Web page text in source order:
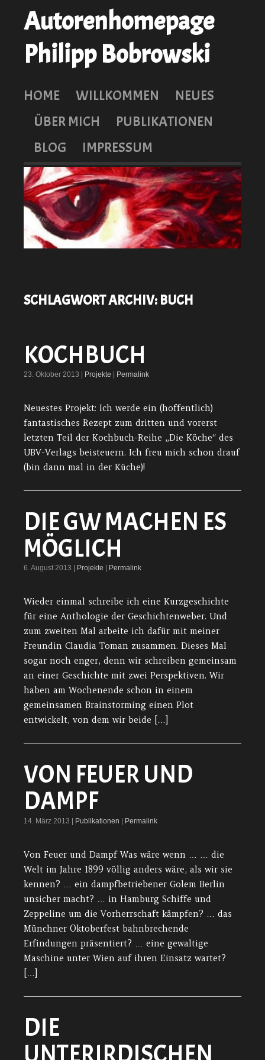
Autorenhomepage
Philipp Bobrowski
HOME WILLKOMMEN
NEUES
ÜBER MICH
PUBLIKATIONEN
BLOG
IMPRESSUM
SCHLAGWORT ARCHIV: BUCH
KOCHBUCH
23. Oktober 2013 | Projekte Permalink
Neuestes Projekt: Ich werde ein (hoffentlich)
fantastisches Rezept zum dritten und vorerst
letzten Teil der Kochbuch-Reihe „Die Köche“ des
UBV-Verlags beisteuern. Ich freu mich schon drauf
(bin dann mal in der Küche)!
DIE GW MACHEN ES
MÖGLICH
6. August 2013 | Projekte Permalink
Wieder einmal schreibe ich eine Kurzgeschichte
für eine Anthologie der Geschichtenweber. Und
zum zweiten Mal arbeite ich dafür mit meiner
Freundin Claudia Toman zusammen. Dieses Mal
sogar noch enger, denn wir schreiben gemeinsam
an einer Geschichte mit zwei Perspektiven. Wir
haben am Wochenende schon in einem
gemeinsamen Brainstorming einen Plot
entwickelt, von dem wir beide […]
VON FEUER UND
DAMPF
14. März 2013 | Publikationen Permalink
Von Feuer und Dampf Was wäre wenn … … die
Welt im Jahre 1899 völlig anders wäre, als wir sie
kennen? … ein dampfbetriebener Golem Berlin
unsicher macht? … in Hamburg Schiffe und
Zeppeline um die Vorherrschaft kämpfen? … das
Münchner Oktoberfest bahnbrechende
Erfindungen präsentiert? … eine gewaltige
Maschine unter Wien auf ihren Einsatz wartet?
[…]
DIE